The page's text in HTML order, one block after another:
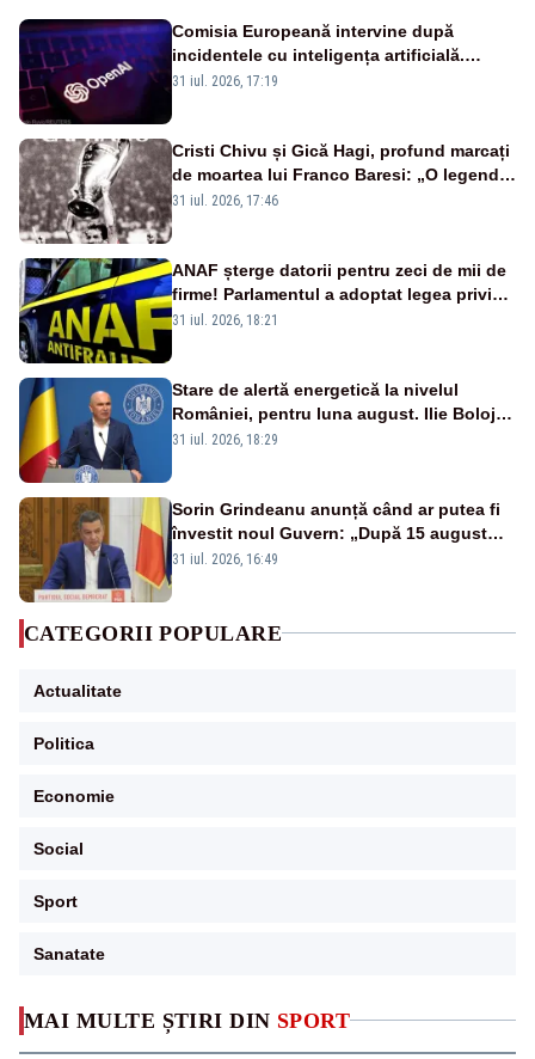
MAI MULTE ȘTIRI DIN SPORT
Comisia Europeană intervine după
incidentele cu inteligența artificială.
OpenAI și Anthropic, vizate
31 iul. 2026, 17:19
Cristi Chivu și Gică Hagi, profund marcați
de moartea lui Franco Baresi: „O legendă
a fotbalului mondial”
31 iul. 2026, 17:46
ANAF șterge datorii pentru zeci de mii de
firme! Parlamentul a adoptat legea privind
amnistia fiscală
31 iul. 2026, 18:21
Stare de alertă energetică la nivelul
României, pentru luna august. Ilie Bolojan
a anunțat importuri și posibile restricții –
31 iul. 2026, 18:29
Sorin Grindeanu anunță când ar putea fi
învestit noul Guvern: „După 15 august
sunt șanse mai mari”
31 iul. 2026, 16:49
CATEGORII POPULARE
Actualitate
Politica
Economie
Social
Sport
Sanatate